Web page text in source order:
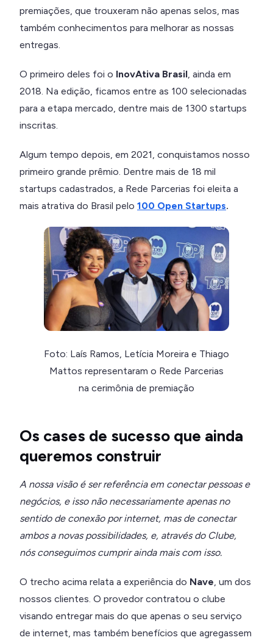
premiações, que trouxeram não apenas selos, mas
também conhecimentos para melhorar as nossas
entregas.
O primeiro deles foi o InovAtiva Brasil , ainda em
2018. Na edição, ficamos entre as 100 selecionadas
para a etapa mercado, dentre mais de 1300 startups
inscritas.
Algum tempo depois, em 2021, conquistamos nosso
primeiro grande prêmio. Dentre mais de 18 mil
startups cadastrados, a Rede Parcerias foi eleita a
mais atrativa do Brasil pelo 100 Open Startups.
Foto: Laís Ramos, Letícia Moreira e Thiago
Mattos representaram o Rede Parcerias
na cerimônia de premiação
Os cases de sucesso que ainda
queremos construir
A nossa visão é ser referência em conectar pessoas e
negócios, e isso não necessariamente apenas no
sentido de conexão por internet, mas de conectar
ambos a novas possibilidades, e, através do Clube,
nós conseguimos cumprir ainda mais com isso.
O trecho acima relata a experiência do Nave , um dos
nossos clientes. O provedor contratou o clube
visando entregar mais do que apenas o seu serviço
de internet, mas também benefícios que agregassem